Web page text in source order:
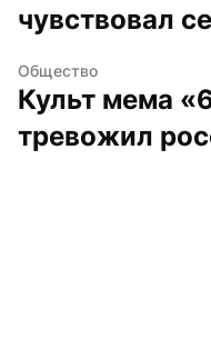
чувствовал
Общество
Культ мема
тревожил